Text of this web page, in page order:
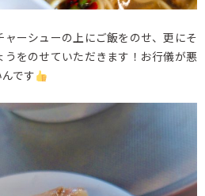
ーシューの上にご飯をのせ、更にそ
をのせていただきます！お行儀が悪
です